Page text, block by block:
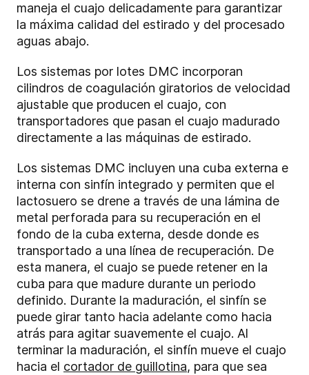
maneja el cuajo delicadamente para garantizar
la máxima calidad del estirado y del procesado
aguas abajo.
Los sistemas por lotes DMC incorporan
cilindros de coagulación giratorios de velocidad
ajustable que producen el cuajo, con
transportadores que pasan el cuajo madurado
directamente a las máquinas de estirado.
Los sistemas DMC incluyen una cuba externa e
interna con sinfín integrado y permiten que el
lactosuero se drene a través de una lámina de
metal perforada para su recuperación en el
fondo de la cuba externa, desde donde es
transportado a una línea de recuperación. De
esta manera, el cuajo se puede retener en la
cuba para que madure durante un periodo
definido. Durante la maduración, el sinfín se
puede girar tanto hacia adelante como hacia
atrás para agitar suavemente el cuajo. Al
terminar la maduración, el sinfín mueve el cuajo
hacia el cortador de guillotina, para que sea